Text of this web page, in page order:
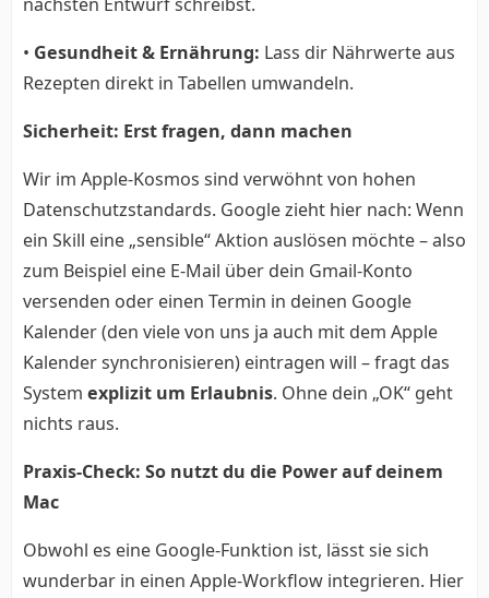
• Gesundheit & Ernährung: Lass dir Nährwerte aus
Rezepten direkt in Tabellen umwandeln.
Sicherheit: Erst fragen, dann machen
Wir im Apple-Kosmos sind verwöhnt von hohen
Datenschutzstandards. Google zieht hier nach: Wenn
ein Skill eine „sensible“ Aktion auslösen möchte – also
zum Beispiel eine E-Mail über dein Gmail-Konto
versenden oder einen Termin in deinen Google
Kalender (den viele von uns ja auch mit dem Apple
Kalender synchronisieren) eintragen will – fragt das
System explizit um Erlaubnis. Ohne dein „OK“ geht
nichts raus.
Praxis-Check: So nutzt du die Power auf deinem
Mac
Obwohl es eine Google-Funktion ist, lässt sie sich
wunderbar in einen Apple-Workflow integrieren. Hier